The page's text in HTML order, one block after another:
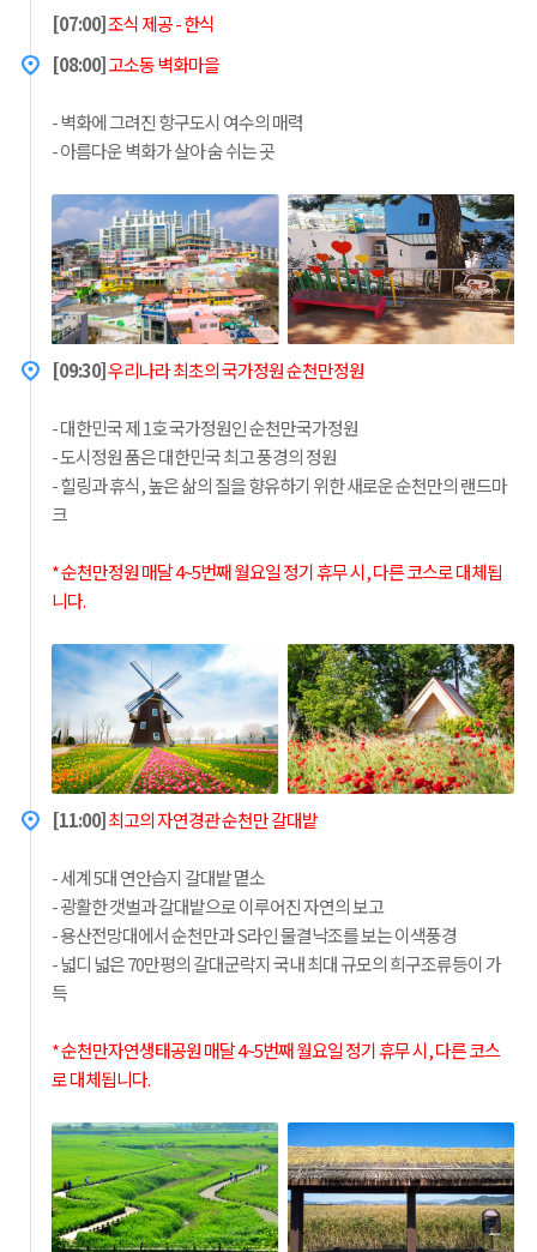
[07:00]조식 제공 - 한식
[08:00]고소동 벽화마을
- 벽화에 그려진 항구도시 여수의 매력
- 아름다운 벽화가 살아 숨 쉬는 곳
[09:30]우리나라 최초의 국가정원 순천만정원
- 대한민국 제 1호 국가정원인 순천만국가정원
- 도시정원 품은 대한민국 최고 풍경의 정원
- 힐링과 휴식, 높은 삶의 질을 향유하기 위한 새로운 순천만의 랜드마
크
* 순천만정원 매달 4~5번째 월요일 정기 휴무 시, 다른 코스로 대체됩
니다.
[11:00]최고의 자연경관 순천만 갈대밭
- 세계 5대 연안습지 갈대밭 몉소
- 광활한 갯벌과 갈대밭으로 이루어진 자연의 보고
- 용산전망대에서 순천만과 S라인 물결낙조를 보는 이색풍경
- 넓디 넓은 70만평의 갈대군락지 국내 최대 규모의 희구조류등이 가
득
* 순천만자연생태공원 매달 4~5번째 월요일 정기 휴무 시, 다른 코스
로 대체됩니다.